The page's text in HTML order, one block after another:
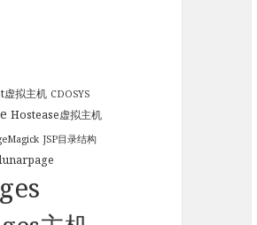
拟主机 CDOSYS
Hostease虚拟主机
JSP目录结构